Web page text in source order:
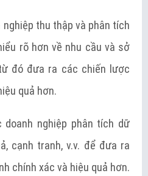
thu thập và phân tích
rõ hơn về nhu cầu và sở
đó đưa ra các chiến lược
quả hơn.
doanh nghiệp phân tích dữ
cạnh tranh, v.v. để đưa ra
chính xác và hiệu quả hơn.